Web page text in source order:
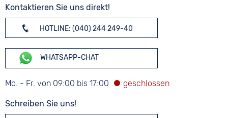
Kontaktieren Sie uns direkt!
HOTLINE: (040) 244 249-40
WHATSAPP-CHAT
Mo. - Fr. von 09:00 bis 17:00
Schreiben Sie uns!